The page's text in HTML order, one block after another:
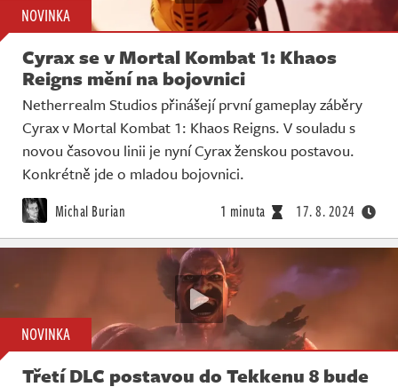
NOVINKA
Cyrax se v Mortal Kombat 1: Khaos
Reigns mění na bojovnici
Netherrealm Studios přinášejí první gameplay záběry
Cyrax v Mortal Kombat 1: Khaos Reigns. V souladu s
novou časovou linii je nyní Cyrax ženskou postavou.
Konkrétně jde o mladou bojovnici.
Michal Burian 1 minuta 17. 8. 2024
NOVINKA
Třetí DLC postavou do Tekkenu 8 bude